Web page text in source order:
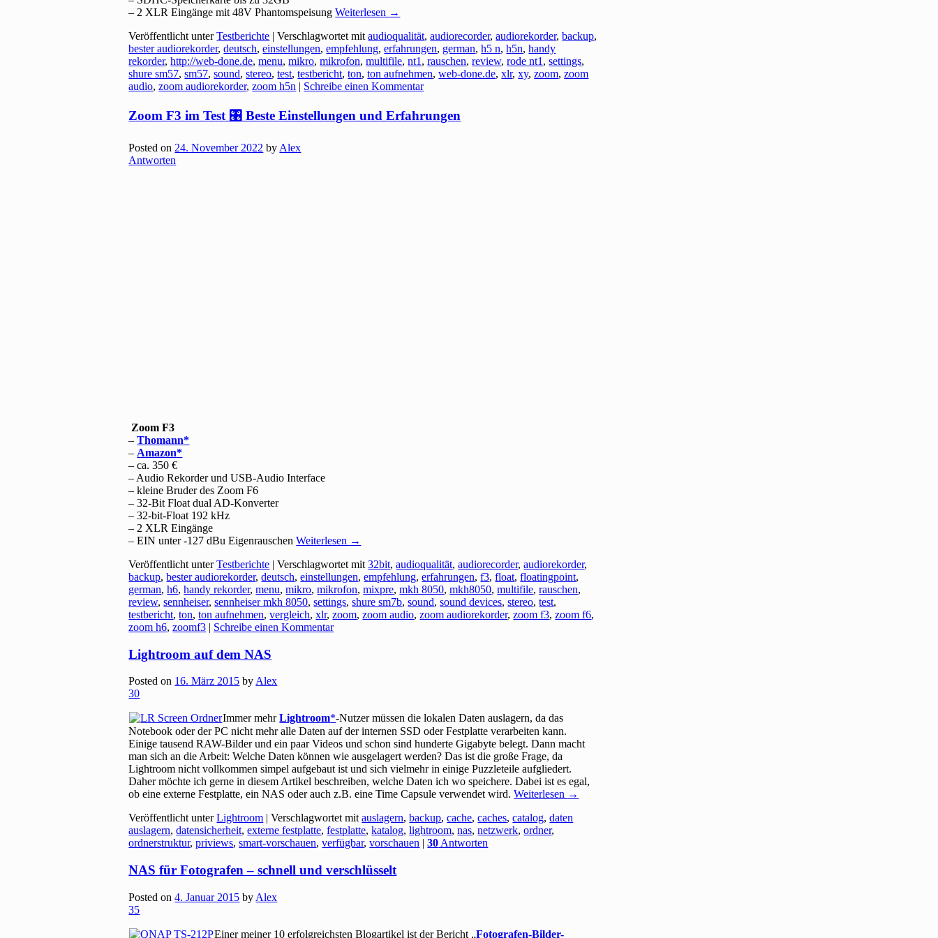
– 2 XLR Eingänge mit 48V PhantomspeisungWeiterlesen →
Veröffentlicht unter Testberichte |Verschlagwortet mit audioqualität,audiorecorder,audiorekorder,backup,
bester audiorekorder,deutsch,einstellungen,empfehlung,erfahrungen, german,h5 n,h5n,handy
rekorder,http://web-done.de,menu,mikro,mikrofon,multifile,nt1,rauschen,review,rode nt1,settings,
shure sm57,sm57,sound,stereo,test,testbericht,ton,ton aufnehmen,web-done.de,xlr,xy,zoom,zoom
audio,zoom audiorekorder,zoom h5n | Schreibe einen Kommentar
Zoom F3 im Test 🎛️ Beste Einstellungen und Erfahrungen
Posted on 24. November 2022 by Alex
Antworten
Zoom F3
–Thomann
– Amazon
– ca. 350 €
– Audio Rekorder und USB-Audio Interface
– kleine Bruder des Zoom F6
– 32-Bit Float dual AD-Konverter
– 32-bit-Float 192 kHz
– 2 XLR Eingänge
– EIN unter -127 dBu EigenrauschenWeiterlesen →
Veröffentlicht unter Testberichte |Verschlagwortet mit 32bit,audioqualität,audiorecorder,audiorekorder,
backup,bester audiorekorder,deutsch,einstellungen,empfehlung,erfahrungen,f3,float,floatingpoint,
german,h6,handy rekorder,menu,mikro,mikrofon,mixpre,mkh 8050,mkh8050,multifile,rauschen,
review,sennheiser,sennheiser mkh 8050,settings,shure sm7b,sound,sound devices,stereo,test,
testbericht,ton,ton aufnehmen,vergleich,xlr,zoom,zoom audio,zoom audiorekorder,zoom f3,zoom f6,
zoom h6,zoomf3 | Schreibe einen Kommentar
Lightroom auf dem NAS
Posted on 16. März 2015 by Alex
30
Immer mehrLightroom -Nutzer müssen die lokalen Daten auslagern, da das
Notebook oder der PC nicht mehr alle Daten auf der internen SSD oder Festplatte verarbeiten kann.
Einige tausend RAW-Bilder und ein paar Videos und schon sind hunderte Gigabyte belegt. Dann macht
man sich an die Arbeit: Welche Daten können wie ausgelagert werden? Das ist die große Frage, da
Lightroom nicht vollkommen simpel aufgebaut ist und sich vielmehr in einige Puzzleteile aufgliedert.
Daher möchte ich gerne in diesem Artikel beschreiben, welche Daten ich wo speichere. Dabei ist es egal,
ob eine externe Festplatte, ein NAS oder auch z.B. eine Time Capsule verwendet wird.Weiterlesen →
Veröffentlicht unter Lightroom |Verschlagwortet mit auslagern,backup,cache,caches,catalog,daten
auslagern,datensicherheit,externe festplatte,festplatte,katalog,lightroom,nas,netzwerk,ordner,
ordnerstruktur,priviews,smart-vorschauen,verfügbar,vorschauen |30 Antworten
NAS für Fotografen – schnell und verschlüsselt
Posted on4. Januar 2015 by Alex
35
Einer meiner 10 erfolgreichsten Blogartikel ist der Bericht „Fotografen-Bilder-